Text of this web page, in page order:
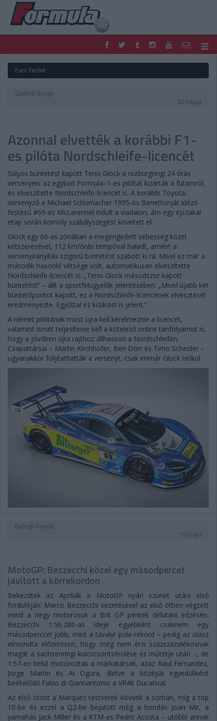
FORMULA
MOTOR
NEMZETKÖZI
DIGITÁLIS MAGAZIN
PONTÁLLÁSOK
VERSENYNAPTÁRAK
Parc Fermé
Gellérfi Gergő
82 napja
Azonnal elvették a korábbi F1-
es pilóta Nordschleife-licencét
Súlyos büntetést kapott Timo Glock a nürburgringi 24 órás
versenyen: az egykori Formula–1-es pilótát kizárták a futamról,
és elveszítette Nordschleife-licencét is. A korábbi Toyota-
versenyző a Michael Schumacher 1995-ös Benettonját idéző
festésű #69-es McLarennel indult a viadalon, ám egy éjszakai
etap során komoly szabályszegést követett el.
Glock egy 60-as zónában a megengedett sebesség közel
kétszeresével, 112 km/órás tempóval haladt, amiért a
versenyirányítás szigorú büntetést szabott ki rá. Mivel ez már a
második hasonló vétsége volt, automatikusan elveszítette
Nordschleife-licencét is: „Timo Glock másodszor kapott
büntetést” – állt a sportfelügyelők jelentésében. „Mivel újabb két
büntetőpontot kapott, ez a Nordschleife-licencének elvesztését
eredményezte. Egyúttal ez kizárást is jelent.”
A német pilótának most újra kell kérelmeznie a licencet,
valamint ismét teljesítenie kell a kötelező online tanfolyamot is,
hogy a jövőben újra rajthoz állhasson a Nordschleifén.
Csapattársai – Martin Kirchhöfer, Ben Dörr és Timo Scheider –
ugyanakkor folytathatták a versenyt, csak immár Glock nélkül.
Balogh Tamás
10 órája
MotoGP: Bezzecchi közel egy másodpercet
javított a körrekordon
Bekezdtek az Apriliák a MotoGP nyári szünet utáni első
fordulóján: Marco Bezzecchi vezetésével az első ötben végzett
mind a négy motorosuk a Brit GP péntek délutáni edzésén.
Bezzecchi 1:56,280-as ideje egyébként csaknem egy
másodperccel jobb, mint a tavalyi pole-rekord – pedig az olasz
elmondta előzetesen, hogy még nem érzi százszázalékosnak
magát a sachsenringi kulcscsontsérülése és műtétje után –, de
1:57-en belül motoroztak a márkatársak, azaz Raul Fernandez,
Jorge Martin és Ai Ogura, illetve a közéjük egyedüliként
beékelődő Fabio di Giannantonio a VR46 Ducatival.
Az első ötöst a Marquez testvérek követik a sorban, míg a top
10-be és ezzel a Q2-be bejutott még a hondás Joan Mir, a
yamahás Jack Miller és a KTM-es Pedro Acosta – utóbbi annak